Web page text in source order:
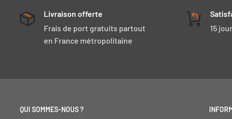
Livraison offerte
Frais de port gratuits partout
en France métropolitaine
15
QUI SOMMES-NOUS ?